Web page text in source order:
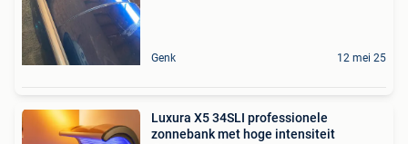
Genk 12 mei 25
Luxura X5 34SLI professionele
zonnebank met hoge intensiteit